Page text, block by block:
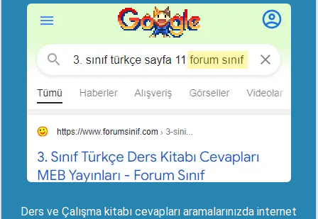
Ders ve Çalışma kitabı cevapları aramalarınızda internet